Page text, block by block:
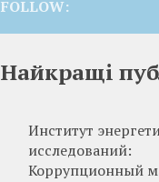
FOLLOW:
Найкращі
Институт
исследований:
Коррупционный